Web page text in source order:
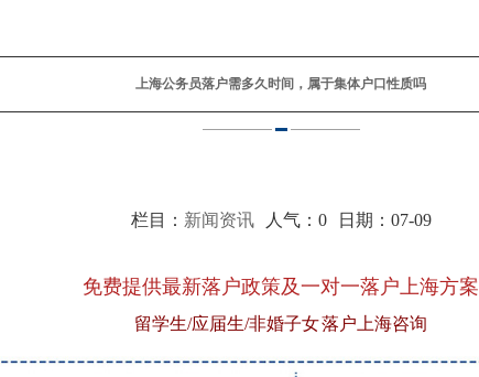
上海公务员落户需多久时间，属于集体户口性质吗
栏目： 新闻资讯人气： 0日期：07-09
免费提供最新落户政策及一对一落户上海方案
留学生/应届生/非婚子女 落户上海咨询